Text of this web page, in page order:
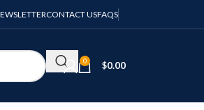
CONTACT USFAQS
0 $0.00